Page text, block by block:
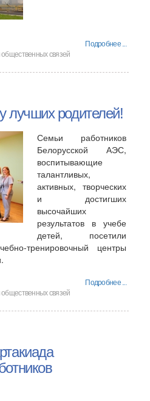
Подробнее ...
связей
родителей!
Семьи работников
Белорусской АЭС,
воспитывающие
талантливых,
активных, творческих
и достигших
высочайших
результатов в учебе
детей, посетили
тренировочный центры
Подробнее ...
связей